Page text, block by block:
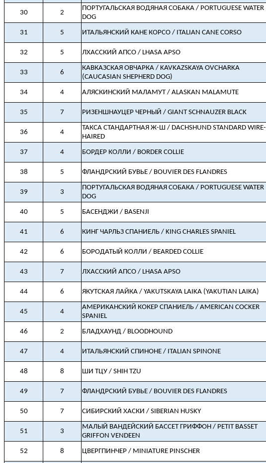
30 2
ПОРТУГАЛЬСКАЯ ВОДЯНАЯ СОБАКА / PORTUGUESE WATER
DOG
31 5 ИТАЛЬЯНСКИЙ КАНЕ КОРСО / ITALIAN CANE CORSO
32 5 ЛХАССКИЙ АПСО / LHASA APSO
33 6
КАВКАЗСКАЯ ОВЧАРКА / KAVKAZSKAYA OVCHARKA
(CAUCASIAN SHEPHERD DOG)
34 4 АЛЯСКИНСКИЙ МАЛАМУТ / ALASKAN MALAMUTE
35 7 РИЗЕНШНАУЦЕР ЧЕРНЫЙ / GIANT SCHNAUZER BLACK
36 4
ТАКСА СТАНДАРТНАЯ Ж-Ш / DACHSHUND STANDARD WIRE-
HAIRED
37 4 БОРДЕР КОЛЛИ / BORDER COLLIE
38 5 ФЛАНДРСКИЙ БУВЬЕ / BOUVIER DES FLANDRES
39 3
ПОРТУГАЛЬСКАЯ ВОДЯНАЯ СОБАКА / PORTUGUESE WATER
DOG
40 5 БАСЕНДЖИ / BASENJI
41 6 КИНГ ЧАРЛЬЗ СПАНИЕЛЬ / KING CHARLES SPANIEL
42 6 БОРОДАТЫЙ КОЛЛИ / BEARDED COLLIE
43 7 ЛХАССКИЙ АПСО / LHASA APSO
44 6 ЯКУТСКАЯ ЛАЙКА / YAKUTSKAYA LAIKA (YAKUTIAN LAIKA)
45 4
АМЕРИКАНСКИЙ КОКЕР СПАНИЕЛЬ / AMERICAN COCKER
SPANIEL
46 2 БЛАДХАУНД / BLOODHOUND
47 4 ИТАЛЬЯНСКИЙ СПИНОНЕ / ITALIAN SPINONE
48 8 ШИ ТЦУ / SHIH TZU
49 7 ФЛАНДРСКИЙ БУВЬЕ / BOUVIER DES FLANDRES
50 7 СИБИРСКИЙ ХАСКИ / SIBERIAN HUSKY
51 3
МАЛЫЙ ВАНДЕЙСКИЙ БАССЕТ ГРИФФОН / PETIT BASSET
GRIFFON VENDEEN
52 8 ЦВЕРГПИНЧЕР / MINIATURE PINSCHER